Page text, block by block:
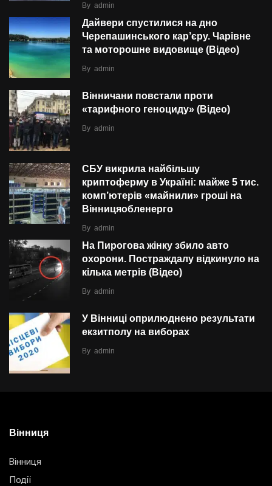
By admin
Дайвери спустилися на дно
Черепашинського кар’єру. Чарівне
та моторошне видовище (Відео)
By admin
Вінничани повстали проти
«тарифного геноциду» (Відео)
By admin
СБУ викрила найбільшу
криптоферму в Україні: майже 5 тис.
комп’ютерів «майнили» гроші на
Вінницяобленерго
By admin
На Пирогова жінку збило авто
охорони. Постраждалу відкинуло на
кілька метрів (Відео)
By admin
У Вінниці оприлюднено результати
екзитполу на виборах
By admin
Вінниця
Вінниця
Події